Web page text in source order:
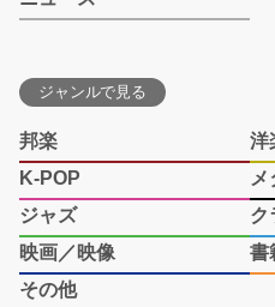
ジャンルで見る
邦楽
洋
K-POP
メ
ジャズ
ク
映画／映像
書
その他